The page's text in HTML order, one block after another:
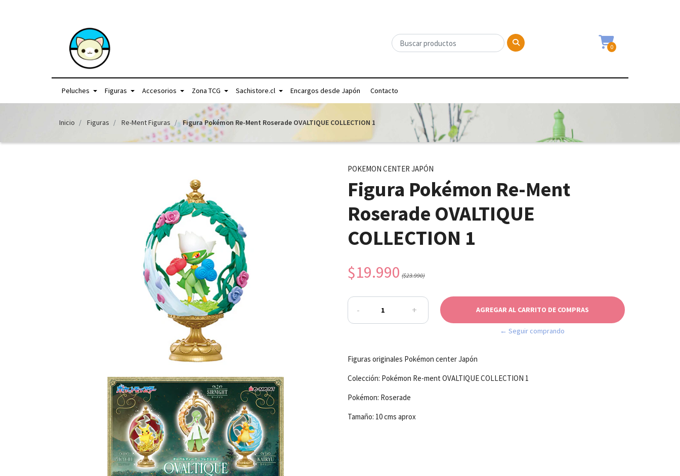
0
Peluches Figuras Accesorios Zona TCG Sachistore.cl Encargos desde Japón Contacto
Inicio Figuras Re-Ment Figuras Figura Pokémon Re-Ment Roserade OVALTIQUE COLLECTION 1
POKEMON CENTER JAPÓN
Figura Pokémon Re-Ment
Roserade OVALTIQUE
COLLECTION 1
$19.990 ($23.990)
- +
← Seguir comprando
Figuras originales Pokémon center Japón
Colección: Pokémon Re-ment OVALTIQUE COLLECTION 1
Pokémon: Roserade
Tamaño: 10 cms aprox